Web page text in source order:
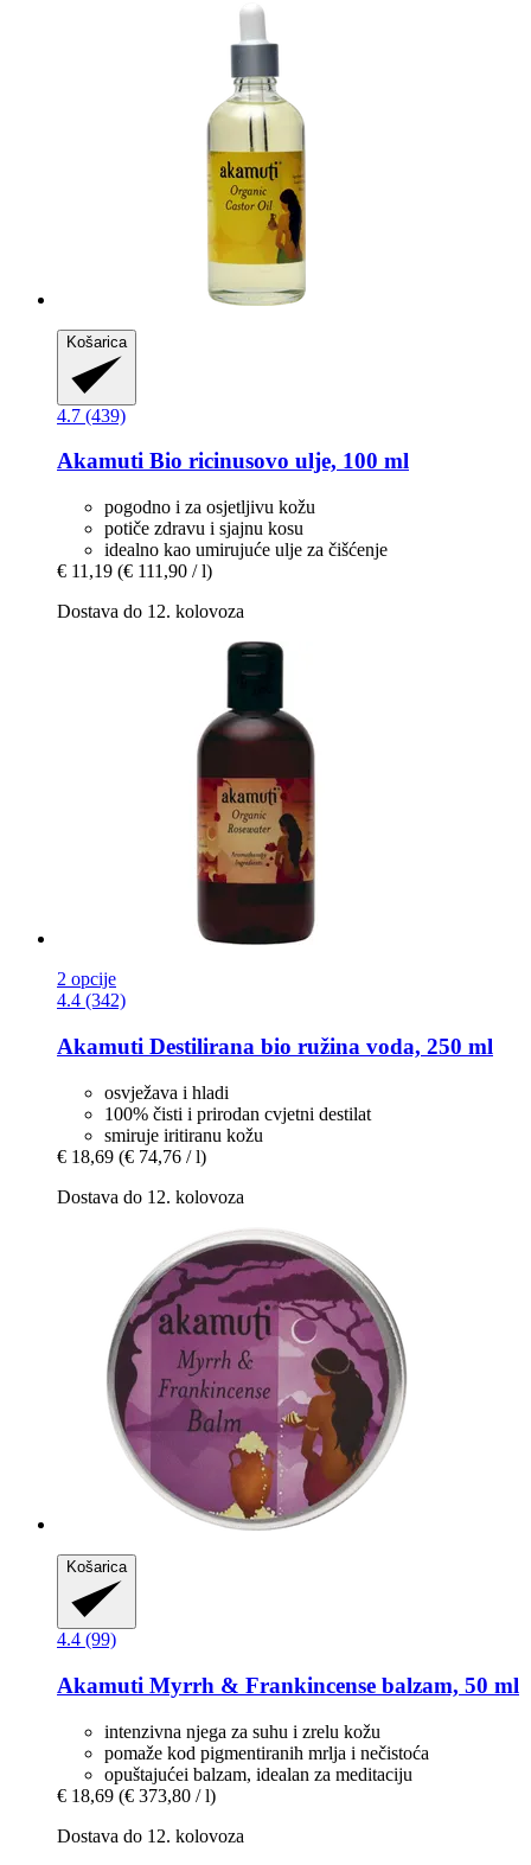
Košarica
4.7 (439)
Akamuti Bio ricinusovo ulje, 100 ml
pogodno i za osjetljivu kožu
potiče zdravu i sjajnu kosu
idealno kao umirujuće ulje za čišćenje
€ 11,19 (€ 111,90 / l)
Dostava do 12. kolovoza
2 opcije
4.4 (342)
Akamuti Destilirana bio ružina voda, 250 ml
osvježava i hladi
100% čisti i prirodan cvjetni destilat
smiruje iritiranu kožu
€ 18,69 (€ 74,76 / l)
Dostava do 12. kolovoza
Košarica
4.4 (99)
Akamuti Myrrh & Frankincense balzam, 50 ml
intenzivna njega za suhu i zrelu kožu
pomaže kod pigmentiranih mrlja i nečistoća
opuštajućei balzam, idealan za meditaciju
€ 18,69 (€ 373,80 / l)
Dostava do 12. kolovoza